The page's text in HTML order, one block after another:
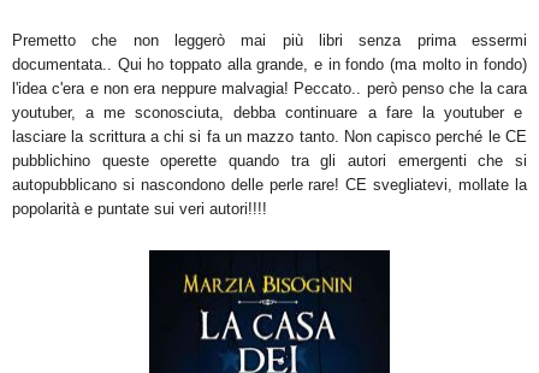
Premetto che non leggerò mai più libri senza prima essermi
documentata.. Qui ho toppato alla grande, e in fondo (ma molto in fondo)
l'idea c'era e nonera neppure malvagia! Peccato.. però penso che la cara
youtuber, a me sconosciuta,debba continuare a fare la youtuber e
lasciare la scrittura a chi si fa un mazzo tanto. Non capisco perché le CE
pubblichino queste operette quando tragli autori emergenti che si
autopubblicano si nascondono delle perle rare! CE svegliatevi, mollate la
popolarità e puntate sui veri autori!!!!